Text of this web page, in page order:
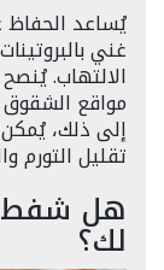
يُساعد
غني
الالتهاب.
مواقع الشقوق
إلى ذلك،
تقليل التورم
هل شفط
لك؟